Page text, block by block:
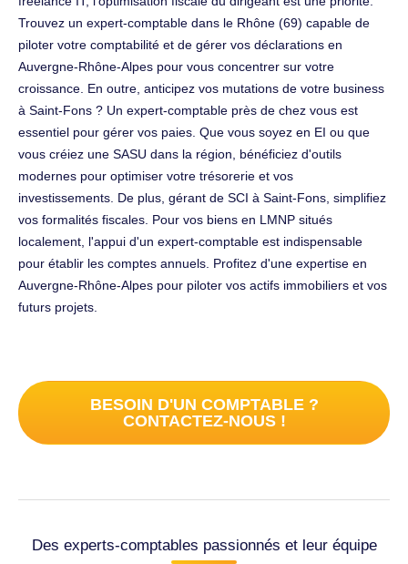
Trouvez un expert-comptable dans le Rhône (69) capable de
piloter votre comptabilité et de gérer vos déclarations en
Auvergne-Rhône-Alpes pour vous concentrer sur votre
croissance. En outre, anticipez vos mutations de votre business
à Saint-Fons ? Un expert-comptable près de chez vous est
essentiel pour gérer vos paies. Que vous soyez en EI ou que
vous créiez une SASU dans la région, bénéficiez d'outils
modernes pour optimiser votre trésorerie et vos
investissements. De plus, gérant de SCI à Saint-Fons, simplifiez
vos formalités fiscales. Pour vos biens en LMNP situés
localement, l'appui d'un expert-comptable est indispensable
pour établir les comptes annuels. Profitez d'une expertise en
Auvergne-Rhône-Alpes pour piloter vos actifs immobiliers et vos
futurs projets.
BESOIN D'UN COMPTABLE ?
CONTACTEZ-NOUS !
Des experts-comptables passionnés et leur équipe